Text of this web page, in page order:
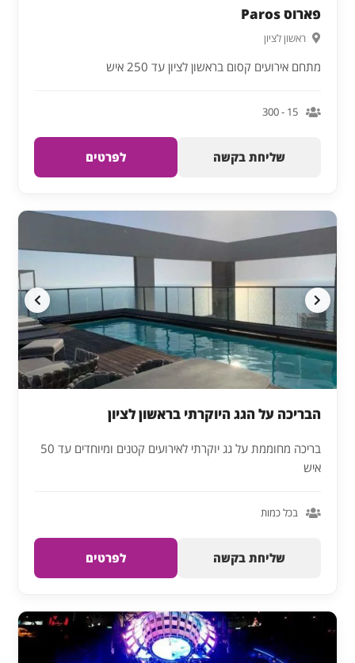
פארוס Paros
ראשון לציון
מתחם אירועים קסום בראשון לציון עד 250 איש
15 - 300
שליחת בקשה לפרטים
הבריכה על הגג היוקרתי בראשון לציון
בריכה מחוממת על גג יוקרתי לאירועים קטנים ומיוחדים עד 50
איש
בכל כמות
שליחת בקשה לפרטים